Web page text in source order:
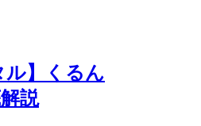
ル】くるん
説